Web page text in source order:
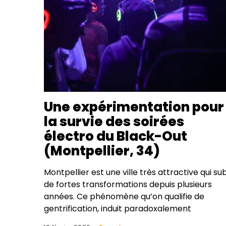
Une expérimentation pour
la survie des soirées
électro du Black-Out
(Montpellier, 34)
Montpellier est une ville très attractive qui
de fortes transformations depuis plusieurs
années. Ce phénomène qu’on qualifie de
gentrification, induit paradoxalement